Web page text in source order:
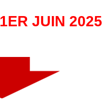
JUIN 2025